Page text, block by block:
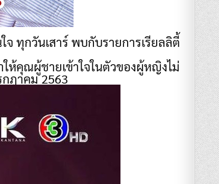
จ ทุกวันเสาร์ พบกับรายการเรียลลิตี้
ห้คุณผู้ชายเข้าใจในตัวของผู้หญิงไม่
ฎาคม 2563